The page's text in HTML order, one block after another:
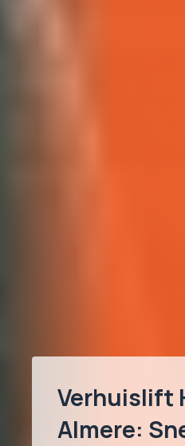
Verhuislift
Almere: